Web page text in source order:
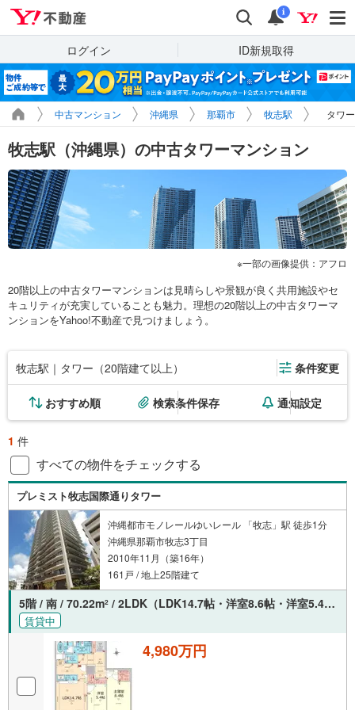
検索 通知
i
ログイン ID新規取得
中古マンション 沖縄県 那覇市 牧志駅 タワ
牧志駅（沖縄県）の中古タワーマンション
一部の画像提供：アフロ
20階以上の中古タワーマンションは見晴らしや景観が良く共用施設やセ
キュリティが充実していることも魅力。理想の20階以上の中古タワーマ
ンションをYahoo!不動産で見つけましょう。
牧志駅｜タワー（20階建て以上） 条件変更
おすすめ順 検索条件保存 通知設定
1 件
すべての物件をチェックする
プレミスト牧志国際通りタワー
沖縄都市モノレールゆいレール 「牧志」駅 徒歩1分
沖縄県那覇市牧志3丁目
2010年11月（築16年）
161戸 / 地上25階建て
5階 / 南 / 70.22m2 / 2LDK（LDK14.7帖・洋室8.6帖・洋室5.4帖）
賃貸中
4,980万円